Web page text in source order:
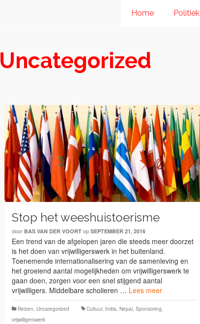
Home Politiek
Uncategorized
Stop het weeshuistoerisme
door BAS VAN DER VOORT opSEPTEMBER 21, 2016
Een trend van de afgelopen jaren die steeds meer doorzet
is het doen van vrijwilligerswerk in het buitenland.
Toenemende internationalisering van de samenleving en
het groeiend aantal mogelijkheden om vrijwilligerswerk te
gaan doen, zorgen voor een snel stijgend aantal
vrijwilligers. Middelbare scholieren … Lees meer
Reizen, Uncategorized Cultuur, India,Nepal,Sponsoring,
vrijwilligerswerk